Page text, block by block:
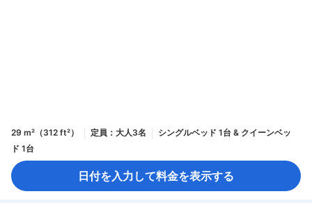
29 m²（312 ft²） 定員：大人3名
シングルベッド 1台 & クイーンベッ
ド 1台
日付を入力して料金を表示する